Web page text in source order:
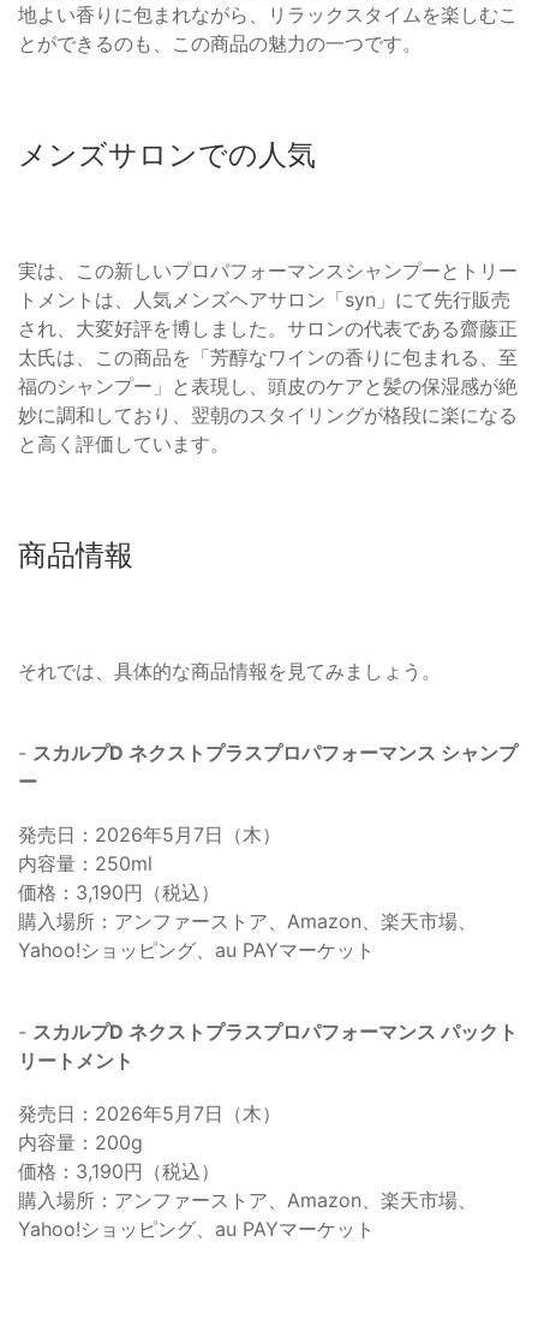
地よい香りに包まれながら、リラックスタイムを楽しむこ
とができるのも、この商品の魅力の一つです。
メンズサロンでの人気
実は、この新しいプロパフォーマンスシャンプーとトリー
トメントは、人気メンズヘアサロン「syn」にて先行販売
され、大変好評を博しました。サロンの代表である齋藤正
太氏は、この商品を「芳醇なワインの香りに包まれる、至
福のシャンプー」と表現し、頭皮のケアと髪の保湿感が絶
妙に調和しており、翌朝のスタイリングが格段に楽になる
と高く評価しています。
商品情報
それでは、具体的な商品情報を見てみましょう。
- スカルプD ネクストプラスプロパフォーマンス シャンプ
ー
発売日：2026年5月7日（木）
内容量：250ml
価格：3,190円（税込）
購入場所：アンファーストア、Amazon、楽天市場、
Yahoo!ショッピング、au PAYマーケット
- スカルプD ネクストプラスプロパフォーマンス パックト
リートメント
発売日：2026年5月7日（木）
内容量：200g
価格：3,190円（税込）
購入場所：アンファーストア、Amazon、楽天市場、
Yahoo!ショッピング、au PAYマーケット